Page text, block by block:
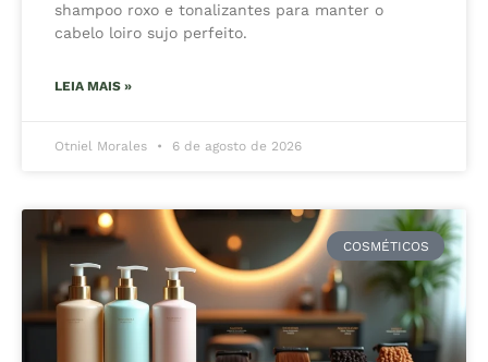
shampoo roxo e tonalizantes para manter o
cabelo loiro sujo perfeito.
LEIA MAIS »
Otniel Morales 6 de agosto de 2026
COSMÉTICOS